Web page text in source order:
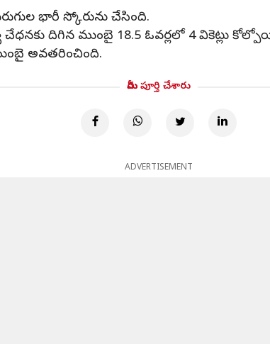
భారీ స్కోరును చేసింది.
చేధనకు దిగిన ముంబై 18.5 ఓవర్లలో 4 వికెట్లు
అవతరించింది.
మీరు పూర్తి చేశారు
ADVERTISEMENT